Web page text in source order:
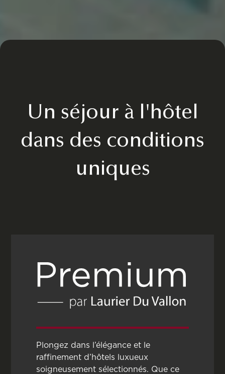
Un séjour à l'hôtel
dans des conditions
uniques
Plongez dans l’élégance et le
raffinement d’hôtels luxueux
soigneusement sélectionnés. Que ce